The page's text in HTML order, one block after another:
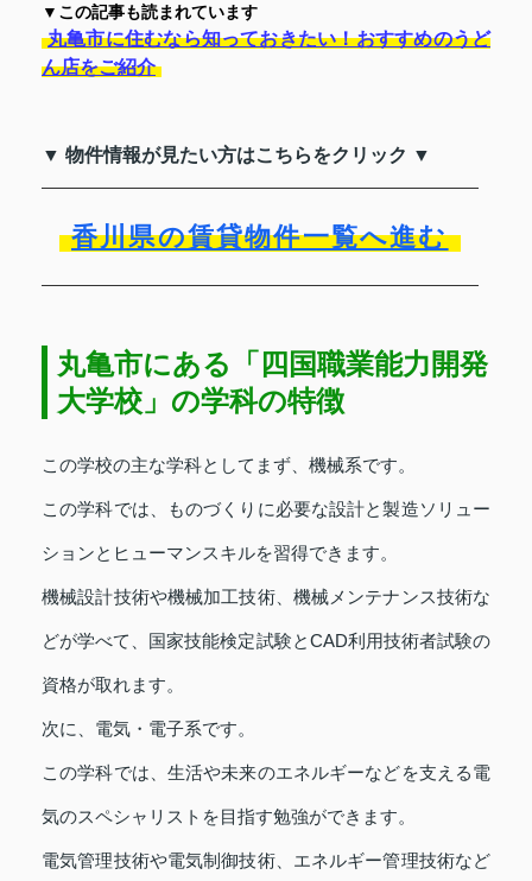
▼この記事も読まれています
丸亀市に住むなら知っておきたい！おすすめのうど
ん店をご紹介
▼ 物件情報が見たい方はこちらをクリック ▼
香川県の賃貸物件一覧へ進む
丸亀市にある「四国職業能力開発
大学校」の学科の特徴
この学校の主な学科としてまず、機械系です。
この学科では、ものづくりに必要な設計と製造ソリュー
ションとヒューマンスキルを習得できます。
機械設計技術や機械加工技術、機械メンテナンス技術な
どが学べて、国家技能検定試験とCAD利用技術者試験の
資格が取れます。
次に、電気・電子系です。
この学科では、生活や未来のエネルギーなどを支える電
気のスペシャリストを目指す勉強ができます。
電気管理技術や電気制御技術、エネルギー管理技術など